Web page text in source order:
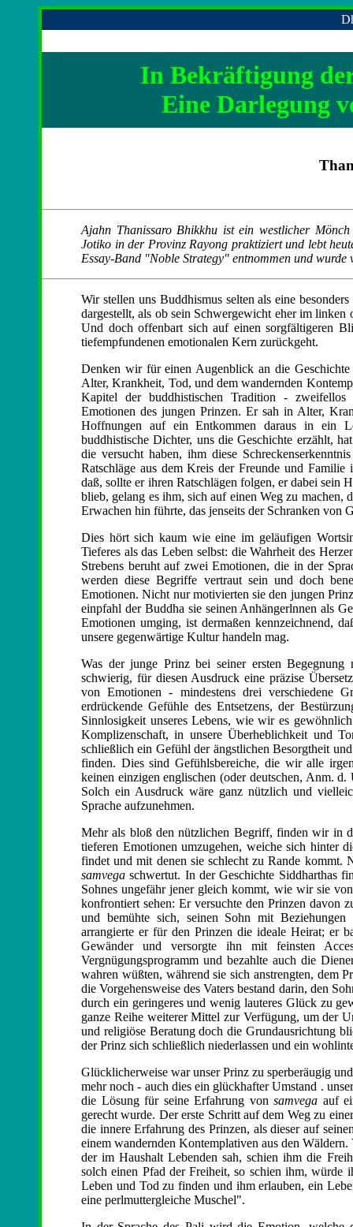
In Bekräftigung
Eine Darlegung
Ajahn Thanissaro Bhikkhu ist ein westlicher
Jotiko in der Provinz Rayong praktiziert und lebt
Essay-Band "Noble Strategy" entnommen und wurde
Wir stellen uns Buddhismus selten als eine
dargestellt, als ob sein Schwergewicht eher im linken
Und doch offenbart sich auf einen sorgfältigeren
tiefempfundenen emotionalen Kern zurückgeht.
Denken wir für einen Augenblick an die
Alter, Krankheit, Tod, und dem wandernden
Kapitel der buddhistischen Tradition -
Emotionen des jungen Prinzen. Er sah in Alter,
Hoffnungen auf ein Entkommen daraus in ein
buddhistische Dichter, uns die Geschichte erzählt,
die versucht haben, ihm diese
Ratschläge aus dem Kreis der Freunde und
daß, sollte er ihren Ratschlägen folgen, er dabei sein
blieb, gelang es ihm, sich auf einen Weg zu machen,
Erwachen hin führte, das jenseits der Schranken von
Dies hört sich kaum wie eine im geläufigen
Tieferes als das Leben selbst: die Wahrheit des
Strebens beruht auf zwei Emotionen, die in der
werden diese Begriffe vertraut sein und doch
Emotionen. Nicht nur motivierten sie den jungen
einpfahl der Buddha sie seinen Anhängerlnnen als
Emotionen umging, ist dermaßen kennzeichnend,
unsere gegenwärtige Kultur handeln mag.
Was der junge Prinz bei seiner ersten
schwierig, für diesen Ausdruck eine präzise
von Emotionen - mindestens drei verschiedene
erdrückende Gefühle des Entsetzens, der
Sinnlosigkeit unseres Lebens, wie wir es
Komplizenschaft, in unsere Überheblichkeit und
schließlich ein Gefühl der ängstlichen Besorgtheit
finden. Dies sind Gefühlsbereiche, die wir alle
keinen einzigen englischen (oder deutschen, Anm.
Solch ein Ausdruck wäre ganz nützlich und
Sprache aufzunehmen.
Mehr als bloß den nützlichen Begriff, finden wir in
tieferen Emotionen umzugehen, weiche sich hinter
findet und mit denen sie schlecht zu Rande
samvega schwertut. In der Geschichte Siddharthas
Sohnes ungefähr jener gleich kommt, wie wir sie
konfrontiert sehen: Er versuchte den Prinzen davon
und bemühte sich, seinen Sohn mit
arrangierte er für den Prinzen die ideale Heirat; er
Gewänder und versorgte ihn mit feinsten
Vergnügungsprogramm und bezahlte auch die
wahren wüßten, während sie sich anstrengten, dem
die Vorgehensweise des Vaters bestand darin, den
durch ein geringeres und wenig lauteres Glück zu
ganze Reihe weiterer Mittel zur Verfügung, um der
und religiöse Beratung doch die Grundausrichtung
der Prinz sich schließlich niederlassen und ein
Glücklicherweise war unser Prinz zu sperberäugig
mehr noch - auch dies ein glückhafter Umstand .
die Lösung für seine Erfahrung von samvega auf
gerecht wurde. Der erste Schritt auf dem Weg zu
die innere Erfahrung des Prinzen, als dieser auf
einem wandernden Kontemplativen aus den
der im Haushalt Lebenden sah, schien ihm die
solch einen Pfad der Freiheit, so schien ihm, würde
Leben und Tod zu finden und ihm erlauben, ein
eine perlmuttergleiche Muschel".